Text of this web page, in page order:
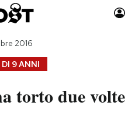
Auto
Moda
9 ANNI
2016
torto due volte